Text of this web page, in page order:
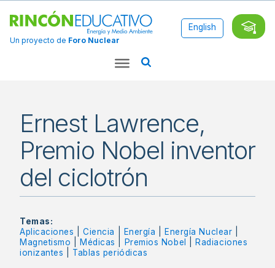
Un proyecto de Foro Nuclear
English
Ernest Lawrence,
Premio Nobel inventor
del ciclotrón
Temas:
Aplicaciones |Ciencia Energía Energía Nuclear
Magnetismo
Médicas Premios Nobel
Radiaciones
ionizantes
Tablas periódicas